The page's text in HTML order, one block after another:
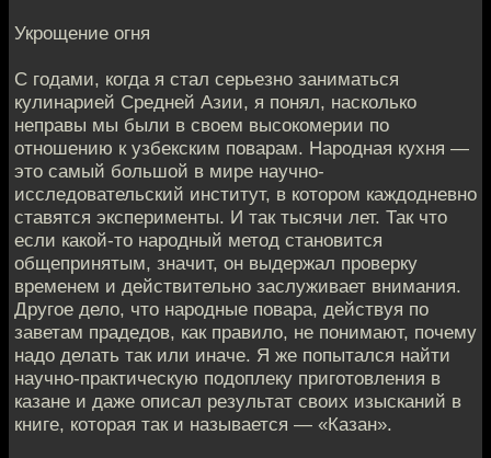
Укрощение огня
С годами, когда я стал серьезно заниматься
кулинарией Средней Азии, я понял, насколько
неправы мы были в своем высокомерии по
отношению к узбекским поварам. Народная кухня —
это самый большой в мире научно-
исследовательский институт, в котором каждодневно
ставятся эксперименты. И так тысячи лет. Так что
если какой-то народный метод становится
общепринятым, значит, он выдержал проверку
временем и действительно заслуживает внимания.
Другое дело, что народные повара, действуя по
заветам прадедов, как правило, не понимают, почему
надо делать так или иначе. Я же попытался найти
научно-практическую подоплеку приготовления в
казане и даже описал результат своих изысканий в
книге, которая так и называется — «Казан».